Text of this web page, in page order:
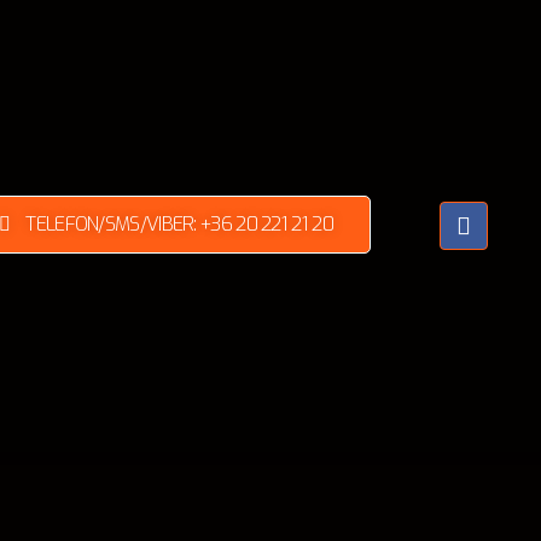
TELEFON/SMS/VIBER: +36 20 221 21 20